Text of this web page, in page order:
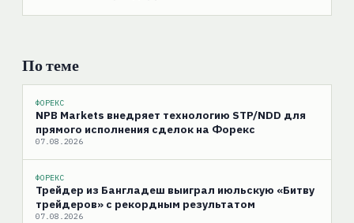
По теме
ФОРЕКС
NPB Markets внедряет технологию STP/NDD для
прямого исполнения сделок на Форекс
07.08.2026
ФОРЕКС
Трейдер из Бангладеш выиграл июльскую «Битву
трейдеров» с рекордным результатом
07.08.2026